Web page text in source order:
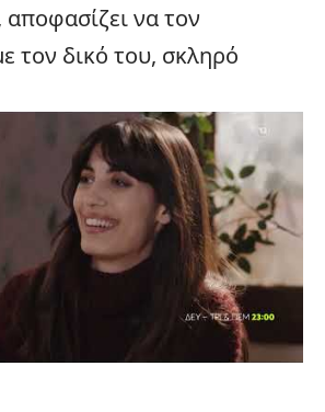
αποφασίζει να τον
τον δικό του, σκληρό